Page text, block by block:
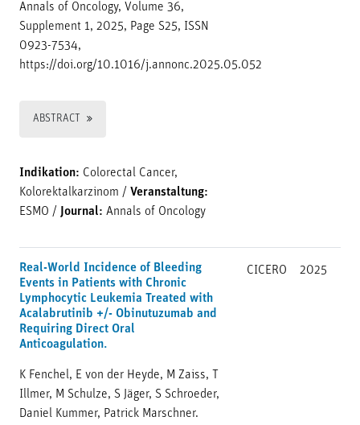
Annals of Oncology, Volume 36,
Supplement 1, 2025, Page S25, ISSN
0923-7534,
https://doi.org/10.1016/j.annonc.2025.05.052
ABSTRACT
Indikation: Colorectal Cancer,
Kolorektalkarzinom / Veranstaltung:
ESMO / Journal: Annals of Oncology
Real-World Incidence of Bleeding
Events in Patients with Chronic
Lymphocytic Leukemia Treated with
Acalabrutinib +/- Obinutuzumab and
Requiring Direct Oral
Anticoagulation.
K Fenchel, E von der Heyde, M Zaiss, T
Illmer, M Schulze, S Jäger, S Schroeder,
Daniel Kummer, Patrick Marschner.
CICERO 2025